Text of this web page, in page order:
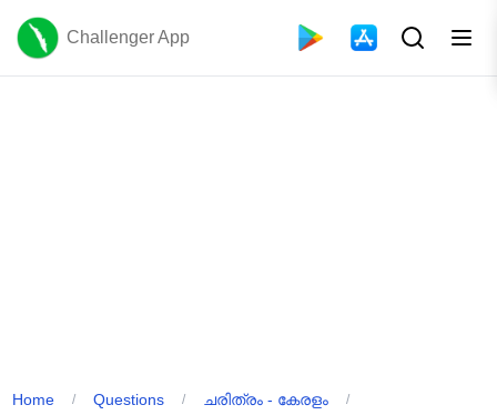
Challenger App
Home / Questions / ചരിത്രം - കേരളം /